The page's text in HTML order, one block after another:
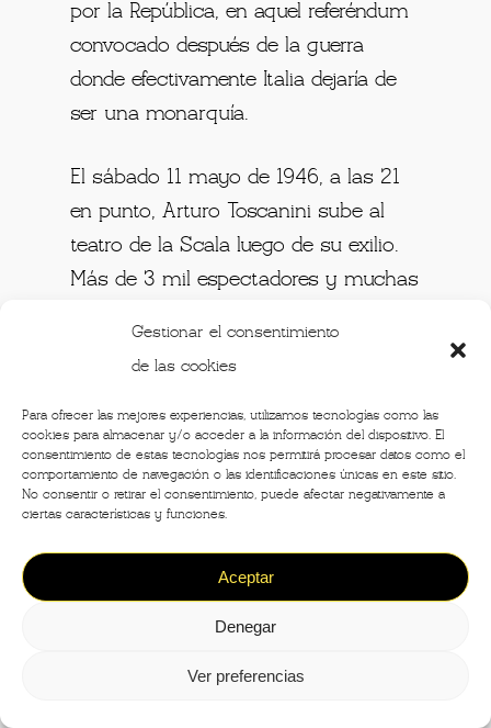
Gestionar el consentimiento
de las cookies
Para ofrecer las mejores experiencias, utilizamos tecnologías como las
cookies para almacenar y/o acceder a la información del dispositivo. El
consentimiento de estas tecnologías nos permitirá procesar datos como el
comportamiento de navegación o las identificaciones únicas en este sitio.
No consentir o retirar el consentimiento, puede afectar negativamente a
ciertas características y funciones.
Aceptar
Denegar
Ver preferencias
por la República, en aquel referéndum
convocado después de la guerra
donde efectivamente Italia dejaría de
ser una monarquía.
El sábado 11 mayo de 1946, a las 21
en punto, Arturo Toscanini sube al
teatro de la Scala luego de su exilio.
Más de 3 mil espectadores y muchas
losdolorosos años de la dictadura y
de los bombardeos de la IIGM.
Con el retorno de Toscanini llegan
tambiénnuevas reglas como las de
hacer silencio y disfrutar del
espectáculo en total oscuridad.